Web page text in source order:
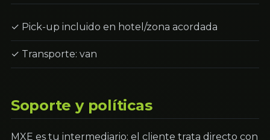
✓ Pick-up incluido en hotel/zona acordada
✓ Transporte: van
Soporte y políticas
MXE es tu intermediario: el cliente trata directo con